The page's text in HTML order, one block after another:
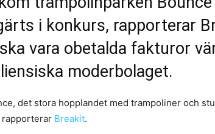
i konkurs, rapporterar
vara obetalda fakturor
moderbolaget.
det stora hopplandet med trampoliner och
rapporterar Breakit.